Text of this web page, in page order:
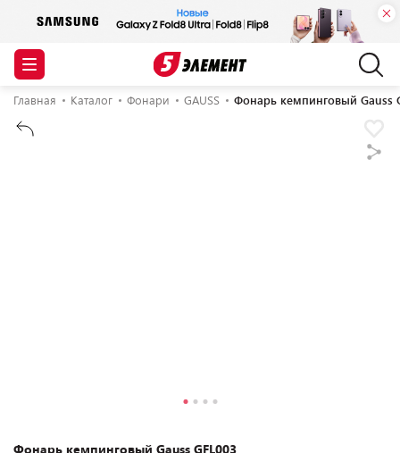
Главная Каталог Фонари GAUSS Фонарь кемпинговый Gauss
Фонарь кемпинговый Gauss GFL003